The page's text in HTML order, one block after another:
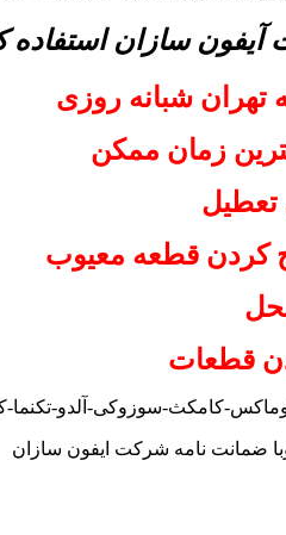
سازان استفاده
تهران شبانه روزی
زمان ممکن
تعطیل
کردن قطعه معیوب
قطعات
کامکث-سوزوکی-آلدو-تکنما-
ضمانت نامه شرکت ایفون سازان